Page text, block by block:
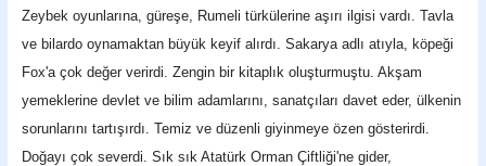
Zeybek oyunlarına, güreşe, Rumeli türkülerine aşırı ilgisi vardı. Tavla
ve bilardo oynamaktan büyük keyif alırdı. Sakarya adlı atıyla, köpeği
Fox'a çok değer verirdi. Zengin bir kitaplık oluşturmuştu. Akşam
yemeklerine devlet ve bilim adamlarını, sanatçıları davet eder, ülkenin
sorunlarını tartışırdı. Temiz ve düzenli giyinmeye özen gösterirdi.
Doğayı çok severdi. Sık sık Atatürk Orman Çiftliği'ne gider,